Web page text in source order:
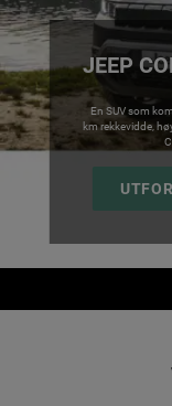
JEEP
En SUV som
km rekkevidde,
,